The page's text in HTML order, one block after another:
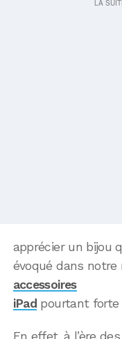
apprécier un bijou
évoqué dans notre
accessoires
iPad pourtant forte
En effet, à l’ère